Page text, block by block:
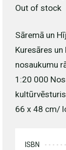
Out of stock
Sāremā un
Kuresāres
nosaukumu
1:20 000
66 x 48 cm/
ISBN